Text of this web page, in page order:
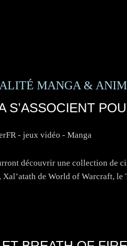
MANGA &
S’ASSOCIENT
- jeux vidéo - Manga
découvrir une collection de
de World of Warcraft,